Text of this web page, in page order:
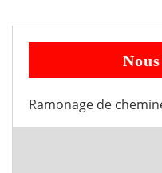
Ramonage de